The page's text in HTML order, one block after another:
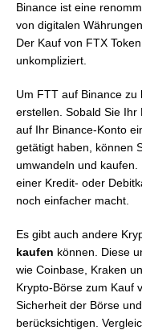
Binance ist eine
von digitalen
Der Kauf von FTX
unkompliziert.
Um FTT auf Binance
erstellen. Sobald Sie Ihr
auf Ihr Binance-Konto
getätigt haben, können
umwandeln und
einer Kredit- oder
noch einfacher macht.
Es gibt auch andere
kaufen können. Diese
wie Coinbase, Kraken
Krypto-Börse zum Kauf
Sicherheit der Börse
berücksichtigen.